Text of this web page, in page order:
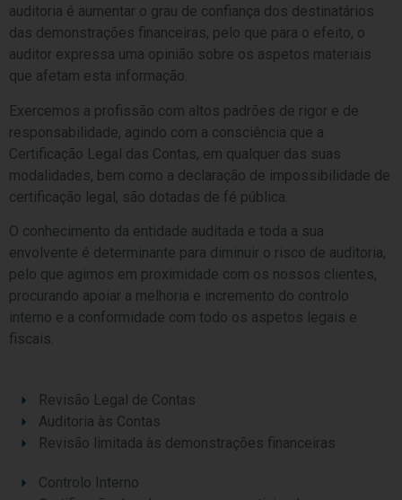
auditoria é aumentar o grau de confiança dos destinatários
das demonstrações financeiras, pelo que para o efeito, o
auditor expressa uma opinião sobre os aspetos materiais
que afetam esta informação.
Exercemos a profissão com altos padrões de rigor e de
responsabilidade, agindo com a consciência que a
Certificação Legal das Contas, em qualquer das suas
modalidades, bem como a declaração de impossibilidade de
certificação legal, são dotadas de fé pública.
O conhecimento da entidade auditada e toda a sua
envolvente é determinante para diminuir o risco de auditoria,
pelo que agimos em proximidade com os nossos clientes,
procurando apoiar a melhoria e incremento do controlo
interno e a conformidade com todo os aspetos legais e
fiscais.
Revisão Legal de Contas
Auditoria às Contas
Revisão limitada às demonstrações financeiras
Controlo Interno